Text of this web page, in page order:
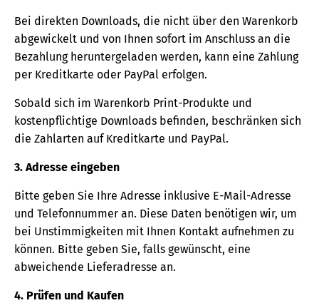
Bei direkten Downloads, die nicht über den Warenkorb
abgewickelt und von Ihnen sofort im Anschluss an die
Bezahlung heruntergeladen werden, kann eine Zahlung
per Kreditkarte oder PayPal erfolgen.
Sobald sich im Warenkorb Print-Produkte und
kostenpflichtige Downloads befinden, beschränken sich
die Zahlarten auf Kreditkarte und PayPal.
3. Adresse eingeben
Bitte geben Sie Ihre Adresse inklusive E-Mail-Adresse
und Telefonnummer an. Diese Daten benötigen wir, um
bei Unstimmigkeiten mit Ihnen Kontakt aufnehmen zu
können. Bitte geben Sie, falls gewünscht, eine
abweichende Lieferadresse an.
4. Prüfen und Kaufen